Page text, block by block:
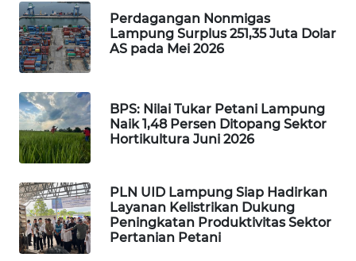
Perdagangan Nonmigas
Lampung Surplus 251,35 Juta Dolar
AS pada Mei 2026
BPS: Nilai Tukar Petani Lampung
Naik 1,48 Persen Ditopang Sektor
Hortikultura Juni 2026
PLN UID Lampung Siap Hadirkan
Layanan Kelistrikan Dukung
Peningkatan Produktivitas Sektor
Pertanian Petani
WAHANA
SELEB
PERSONA
WAHANA
OTOMOTIF
WAHANA
HEALTH
WAHANA